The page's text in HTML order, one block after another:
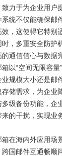
力于为企业用户
统不仅能确保邮
，这使得它特别
，多重安全防护
通信信心与数据
以“空间无限容量
规模大小还是邮
储需求，为企业
级备份功能，企
的干扰，实现业
在海内外应用场
国邮件互通畅顺